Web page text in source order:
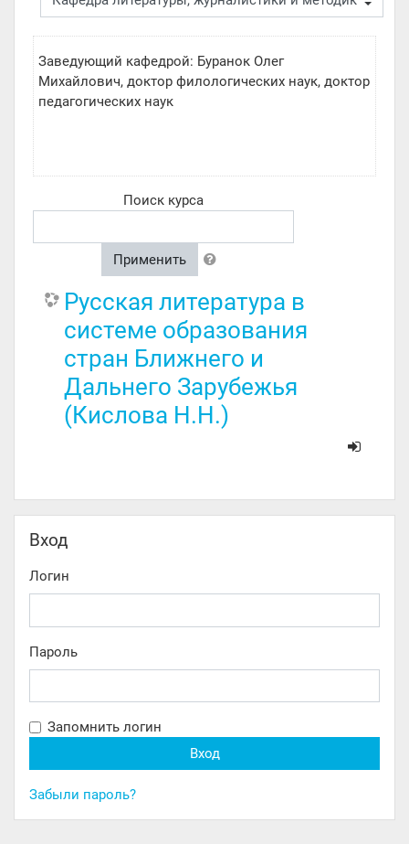
Заведующий кафедрой: Буранок Олег
Михайлович, доктор филологических наук, доктор
педагогических наук
Поиск курса
Применить
Русская литература в
системе образования
стран Ближнего и
Дальнего Зарубежья
(Кислова Н.Н.)
Вход
Логин
Пароль
Запомнить логин
Забыли пароль?